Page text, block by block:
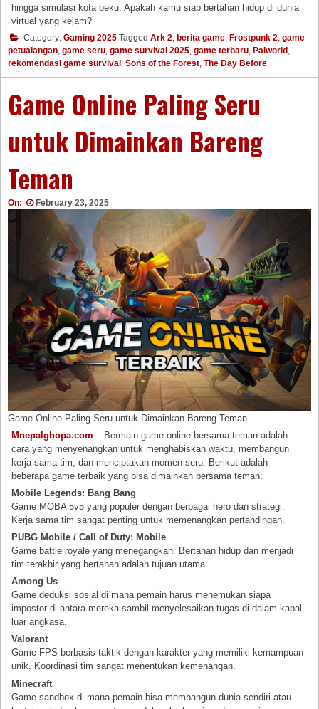
hingga simulasi kota beku. Apakah kamu siap bertahan hidup di dunia
virtual yang kejam?
Category: Gaming 2025 Tagged Ark 2, berita game, Frostpunk 2, game
petualangan, game seru, game survival 2025, game terbaru, Palworld ,
rekomendasi game survival , Sons of the Forest, The Day Before
Game Online Paling Seru
untuk Dimainkan Bareng
Teman
On: February 23, 2025
Game Online Paling Seru untuk Dimainkan Bareng Teman
Mnepalghopa.com – Bermain game online bersama teman adalah
cara yang menyenangkan untuk menghabiskan waktu, membangun
kerja sama tim, dan menciptakan momen seru. Berikut adalah
beberapa game terbaik yang bisa dimainkan bersama teman:
Mobile Legends: Bang Bang
Game MOBA 5v5 yang populer dengan berbagai hero dan strategi.
Kerja sama tim sangat penting untuk memenangkan pertandingan.
PUBG Mobile / Call of Duty: Mobile
Game battle royale yang menegangkan. Bertahan hidup dan menjadi
tim terakhir yang bertahan adalah tujuan utama.
Among Us
Game deduksi sosial di mana pemain harus menemukan siapa
impostor di antara mereka sambil menyelesaikan tugas di dalam kapal
luar angkasa.
Valorant
Game FPS berbasis taktik dengan karakter yang memiliki kemampuan
unik. Koordinasi tim sangat menentukan kemenangan.
Minecraft
Game sandbox di mana pemain bisa membangun dunia sendiri atau